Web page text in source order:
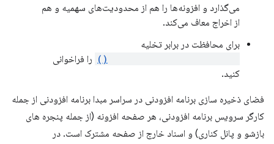
می‌گذارد و افزونه‌ها را هم از محدودیت‌های سهمیه و هم
از اخراج معاف می‌کند.
برای محافظت در برابر تخلیه
را فراخوانی
کنید.
فضای ذخیره سازی برنامه افزودنی در سراسر مبدا برنامه افزودنی از جمله
کارگر سرویس برنامه افزودنی، هر صفحه افزونه (از جمله پنجره های
بازشو و پانل کناری) و اسناد خارج از صفحه مشترک است. در